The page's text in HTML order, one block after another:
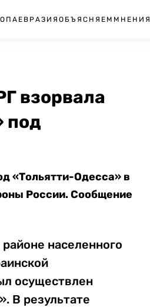
ЕВРАЗИЯ ОБЪЯСНЯЕМ МНЕНИЯ
взорвала
под
«Тольятти-Одесса» в
России. Сообщение
населенного
осуществлен
В результате